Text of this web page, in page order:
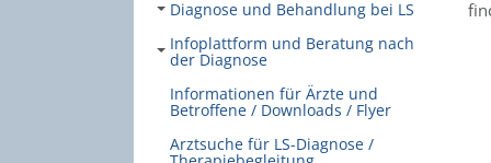
Diagnose und Behandlung bei LS
Infoplattform und Beratung nach
der Diagnose
Informationen für Ärzte und
Betroffene / Downloads / Flyer
Arztsuche für LS-Diagnose /